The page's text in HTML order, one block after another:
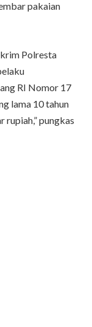
pakaian
Polresta
RI Nomor 17
lama 10 tahun
rupiah,” pungkas